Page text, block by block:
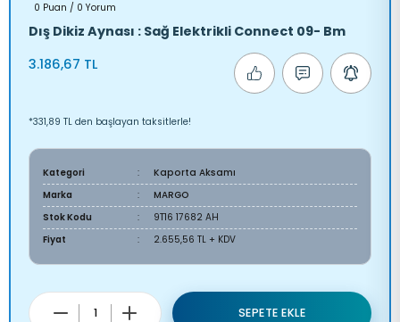
0 Puan / 0 Yorum
Dış Dikiz Aynası : Sağ Elektrikli Connect 09- Bm
3.186,67 TL
*331,89 TL den başlayan taksitlerle!
Kategori
Kaporta Aksamı
Marka
MARGO
Stok Kodu
9T16 17682 AH
Fiyat
2.655,56 TL + KDV
SEPETE EKLE